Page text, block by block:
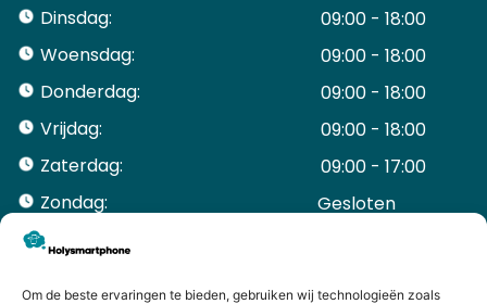
Om de beste ervaringen te bieden, gebruiken wij technologieën zoals
Dinsdag:
09:00 - 18:00
Woensdag:
09:00 - 18:00
Donderdag:
09:00 - 18:00
Vrijdag:
09:00 - 18:00
Zaterdag:
09:00 - 17:00
Zondag:
Gesloten ​ ​ ​ ​ ​ ​ ​
ACCOUNT
Mijn Account
Bestellingen